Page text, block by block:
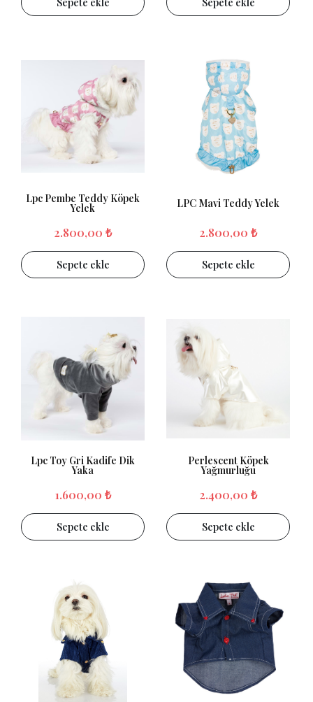
Lpc Pembe Teddy Köpek
Yelek
2.800,00 ₺
Sepete ekle
LPC Mavi Teddy Yelek
2.800,00 ₺
Sepete ekle
Lpc Toy Gri Kadife Dik
Yaka
1.600,00 ₺
Sepete ekle
Perlescent Köpek
Yağmurluğu
2.400,00 ₺
Sepete ekle